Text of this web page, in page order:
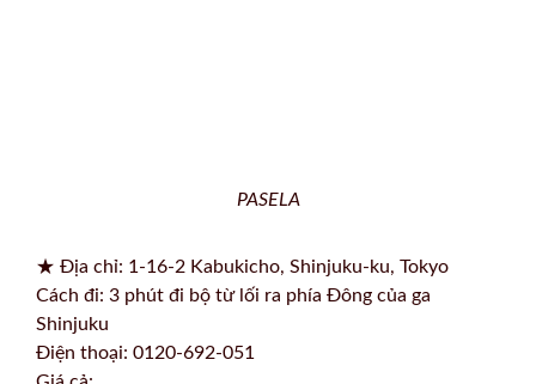
PASELA
★ Địa chỉ: 1-16-2 Kabukicho, Shinjuku-ku, Tokyo
Cách đi: 3 phút đi bộ từ lối ra phía Đông của ga
Shinjuku
Điện thoại: 0120-692-051